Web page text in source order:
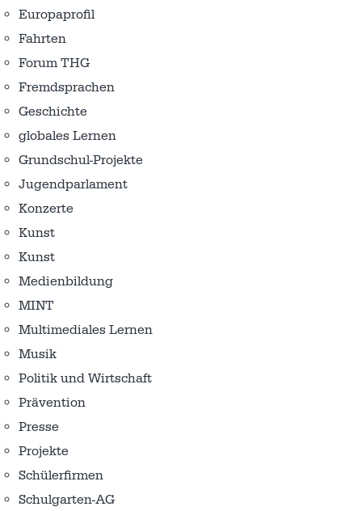
Europaprofil
Fahrten
Forum THG
Fremdsprachen
Geschichte
globales Lernen
Grundschul-Projekte
Jugendparlament
Konzerte
Kunst
Kunst
Medienbildung
MINT
Multimediales Lernen
Musik
Politik und Wirtschaft
Prävention
Presse
Projekte
Schülerfirmen
Schulgarten-AG